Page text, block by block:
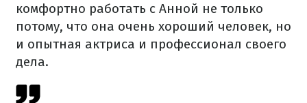
комфортно работать с Анной не только
потому, что она очень хороший человек, но
и опытная актриса и профессионал своего
дела.